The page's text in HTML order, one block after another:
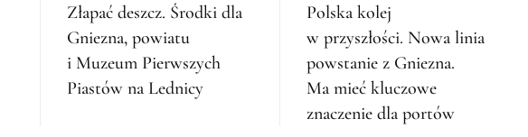
Złapać deszcz. Środki dla
Gniezna, powiatu
i Muzeum Pierwszych
Piastów na Lednicy
Polska kolej
w przyszłości. Nowa linia
powstanie z Gniezna.
Ma mieć kluczowe
znaczenie dla portów